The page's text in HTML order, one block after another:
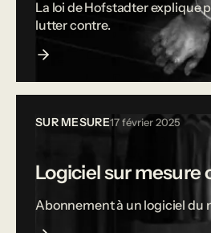
La loi de Hofstadter explique
lutter contre.
SUR MESURE17 février 2025
Logiciel sur mesure
Abonnement à un logiciel du